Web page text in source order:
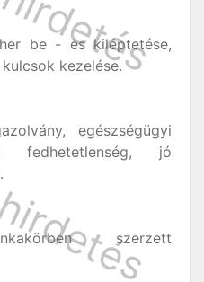
be - és kiléptetése,
kezelése.
egészségügyi
fedhetetlenség, jó
szerzett